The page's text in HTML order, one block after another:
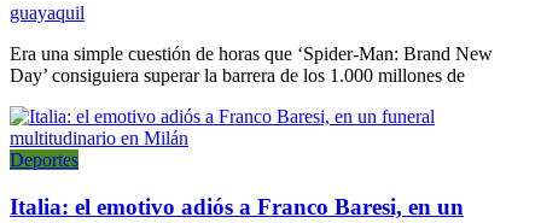
guayaquil
Era una simple cuestión de horas que ‘Spider-Man: Brand New
Day’ consiguiera superar la barrera de los 1.000 millones de
Deportes
Italia: el emotivo adiós a Franco Baresi, en un